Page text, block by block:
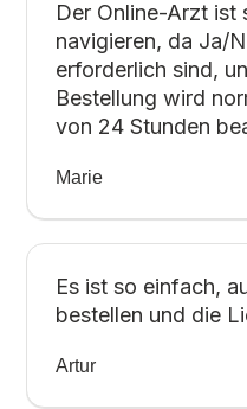
Der Online-Arzt ist
navigieren, da Ja/
erforderlich sind,
Bestellung wird
von 24 Stunden
Marie
Es ist so einfach,
bestellen und die
Artur